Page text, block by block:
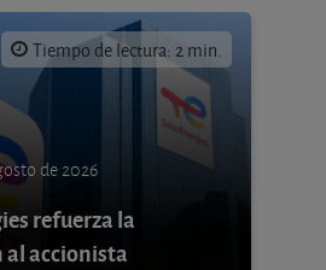
Tiempo de lectura: 2 min.
de 2026
refuerza la
accionista